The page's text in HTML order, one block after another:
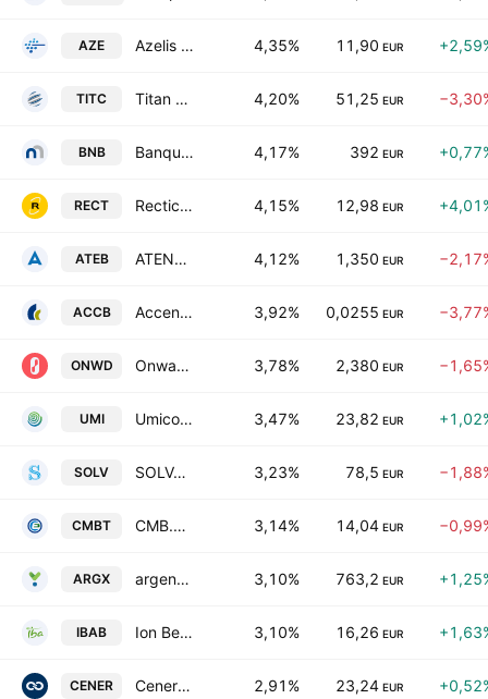
AZE Azelis Group N.V. 4,35% 11,90 EUR
TITC Titan S.A. 4,20% 51,25 EUR
BNB Banque nationale de Belgique SA 4,17% 392 EUR
RECT Recticel SA 4,15% 12,98 EUR
ATEB ATENOR S.A. 4,12% 1,350 EUR
ACCB Accentis nv 3,92% 0,0255 EUR
ONWD Onward Medical N.V. 3,78% 2,380 EUR
UMI Umicore SA 3,47% 23,82 EUR
SOLV SOLVAC S.A. 3,23% 78,5 EUR
CMBT CMB.TECH NV 3,14% 14,04 EUR
ARGX argenx SE 3,10% 763,2 EUR
IBAB Ion Beam Applications SA 3,10% 16,26 EUR
CENER Cenergy Holdings SA 2,91% 23,24 EUR